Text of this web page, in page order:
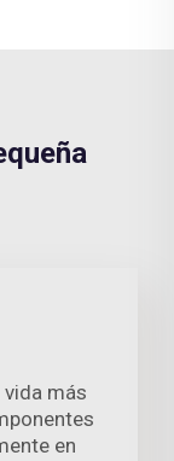
vida más
en